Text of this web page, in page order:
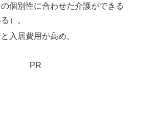
個別性に合わせた介護ができる
）。
入居費用が高め。
PR